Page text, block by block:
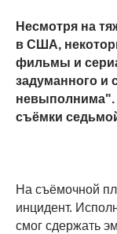
Несмотря на
в США,
фильмы и
задуманного и
невыполнима".
съёмки
На съёмочной
инцидент.
смог сдержать